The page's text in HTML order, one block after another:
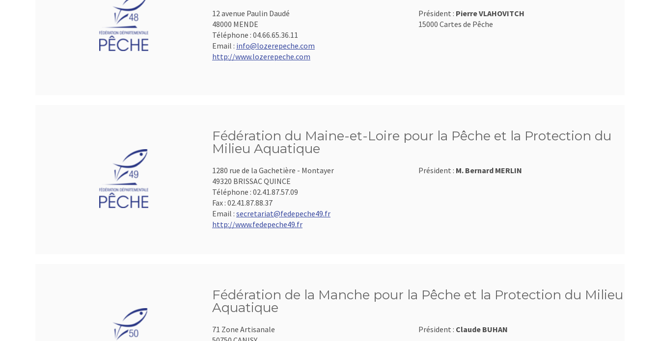
12 avenue Paulin Daudé
48000 MENDE
Téléphone : 04.66.65.36.11
Email : info@lozerepeche.com
http://www.lozerepeche.com
Président : Pierre VLAHOVITCH
15000 Cartes de Pêche
Fédération du Maine-et-Loire pour la Pêche et la Protection du
Milieu Aquatique
1280 rue de la Gachetière - Montayer
49320 BRISSAC QUINCE
Téléphone : 02.41.87.57.09
Fax : 02.41.87.88.37
Email : secretariat@fedepeche49.fr
http://www.fedepeche49.fr
Président : M. Bernard MERLIN
Fédération de la Manche pour la Pêche et la Protection du Milieu
Aquatique
71 Zone Artisanale
Président : Claude BUHAN